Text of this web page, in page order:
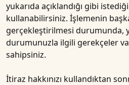
yukarıda açıklandığı gibi
kullanabilirsiniz. İşlemenin
gerçekleştirilmesi durumunda,
durumunuzla ilgili gerekçeler
sahipsiniz.
İtiraz hakkınızı kullandıktan